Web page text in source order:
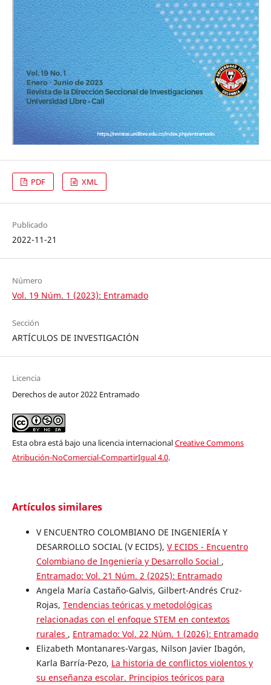
PDF XML
Publicado
2022-11-21
Número
Vol. 19 Núm. 1 (2023): Entramado
Sección
ARTÍCULOS DE INVESTIGACIÓN
Licencia
Derechos de autor 2022 Entramado
Esta obra está bajo una licencia internacionalCreative Commons
Atribución-NoComercial-CompartirIgual 4.0.
Artículos similares
V ENCUENTRO COLOMBIANO DE INGENIERÍA Y
DESARROLLO SOCIAL (V ECIDS), V ECIDS - Encuentro
Colombiano de Ingeniería y Desarrollo Social ,
Entramado: Vol. 21 Núm. 2 (2025): Entramado
Angela María Castaño-Galvis, Gilbert-Andrés Cruz-
Rojas, Tendencias teóricas y metodológicas
relacionadas con el enfoque STEM en contextos
rurales , Entramado: Vol. 22 Núm. 1 (2026): Entramado
Elizabeth Montanares-Vargas, Nilson Javier Ibagón,
Karla Barría-Pezo, La historia de conflictos violentos y
su enseñanza escolar. Principios teóricos para